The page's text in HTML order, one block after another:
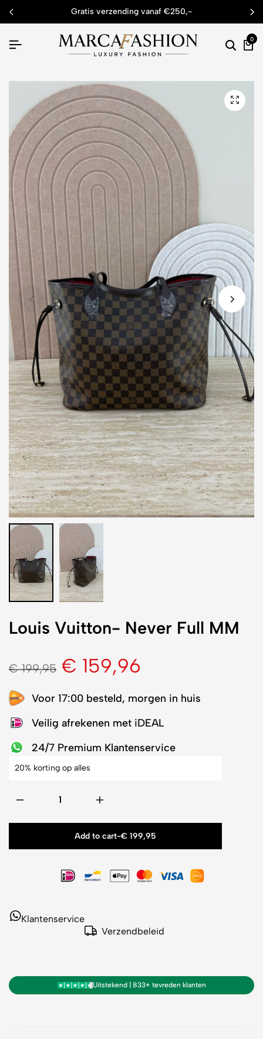
gratis verzending vanaf €250,-
0
Louis Vuitton- Never Full MM
€199,95 € 159,96
Voor 17:00 besteld, morgen in huis
Veilig afrekenen met iDEAL
24/7 Premium Klantenservice
20% korting op alles
Add to cart-€ 199,95
Klantenservice
Verzendbeleid
Uitstekend | 833+ tevreden klanten